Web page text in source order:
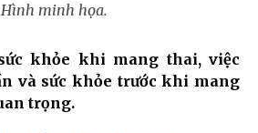
Hình minh họa.
khỏe khi mang thai, việc
và sức khỏe trước khi mang
trọng.